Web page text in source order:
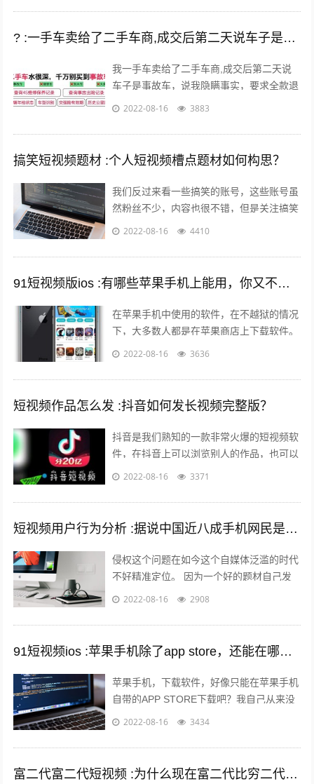
? :一手车卖给了二手车商,成交后第二天说车子是事故车，说隐瞒事实？
我一手车卖给了二手车商,成交后第二天说
车子是事故车，说我隐瞒事实，要求全款退
车，我该怎么办？ 报警处理。二手车行在
2022-08-16 3883
搞笑短视频题材 :个人短视频槽点题材如何构思？
我们反过来看一些搞笑的账号，这些账号虽
然粉丝不少，内容也很不错，但是关注搞笑
账号的用户，大多数都是为了开心的，所以
2022-08-16 4410
91短视频版ios :有哪些苹果手机上能用，你又不愿意让人知道的好用的app呢？
在苹果手机中使用的软件，在不越狱的情况
下，大多数人都是在苹果商店上下载软件。
但是还有其他的方法可以让你的手机中安装
2022-08-16 3636
短视频作品怎么发 :抖音如何发长视频完整版？
抖音是我们熟知的一款非常火爆的短视频软
件，在抖音上可以浏览别人的作品，也可以
发布自己的作品，那么自己发布作品的时候
2022-08-16 3371
短视频用户行为分析 :据说中国近八成手机网民是短视频用户，侵权问题如何解决？
侵权这个问题在如今这个自媒体泛滥的时代
不好精准定位。 因为一个好的题材自己发
布出去可能只需要短短的几分钟时间就能够
2022-08-16 2908
91短视频ios :苹果手机除了app store，还能在哪里下载软件？包括一些破解软件？
苹果手机，下载软件，好像只能在苹果手机
自带的APP STORE下载吧？我自己从来没
有尝试过在其他地方下载，在越狱最火热的
2022-08-16 3434
富二代富二代短视频 :为什么现在富二代比穷二代努力？